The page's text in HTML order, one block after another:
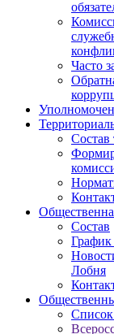
Часто
Состав
Состав
Лобня